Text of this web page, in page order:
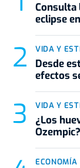
Consulta
eclipse
VIDA Y
Desde
efectos
VIDA Y
¿Los
ECONOMÍA